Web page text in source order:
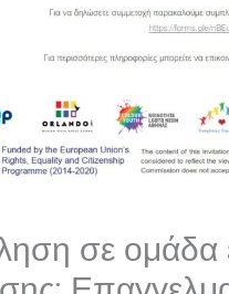
σε ομάδα